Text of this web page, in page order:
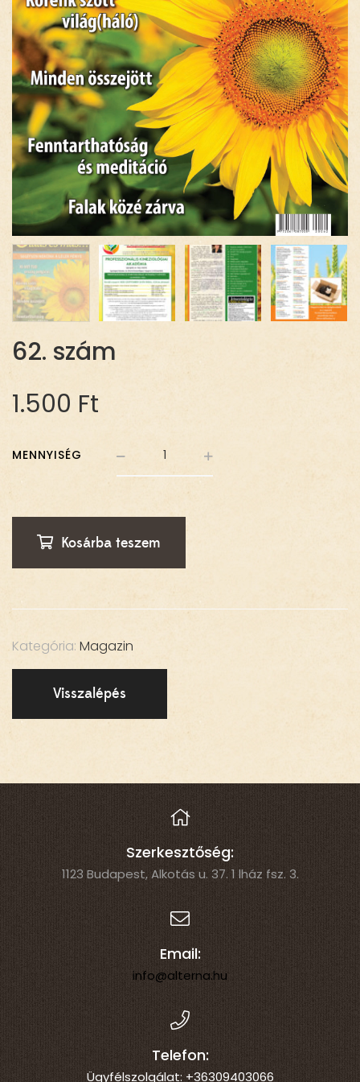
62. szám
1.500 Ft
MENNYISÉG
Kosárba teszem
Kategória: Magazin
Visszalépés
Szerkesztőség:
1123 Budapest, Alkotás u. 37. 1 lház fsz. 3.
Email:
info@alterna.hu
Telefon:
Ügyfélszolgálat: +36309403066